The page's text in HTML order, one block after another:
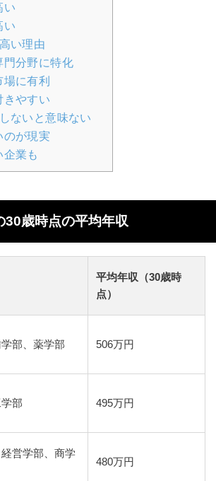
い
い
い理由
門分野に特化
に有利
きやすい
ないと意味ない
のが現実
企業も
30歳時点の平均年収
平均年収（30歳時
点）
部、薬学部 506万円
部 495万円
営学部、商学
480万円